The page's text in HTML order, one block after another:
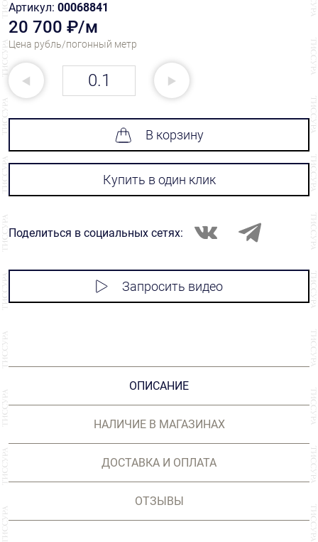
Артикул: 00068841
20 700 ₽/м
Цена рубль/погонный метр
В корзину
Купить в один клик
Поделиться в социальных сетях:
Запросить видео
ОПИСАНИЕ
НАЛИЧИЕ В МАГАЗИНАХ
ДОСТАВКА И ОПЛАТА
ОТЗЫВЫ